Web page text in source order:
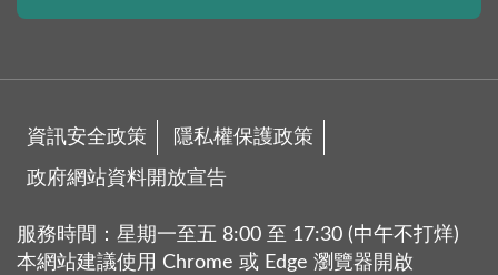
資訊安全政策 隱私權保護政策
政府網站資料開放宣告
服務時間：星期一至五 8:00 至 17:30 (中午不打烊)
本網站建議使用 Chrome 或 Edge 瀏覽器開啟